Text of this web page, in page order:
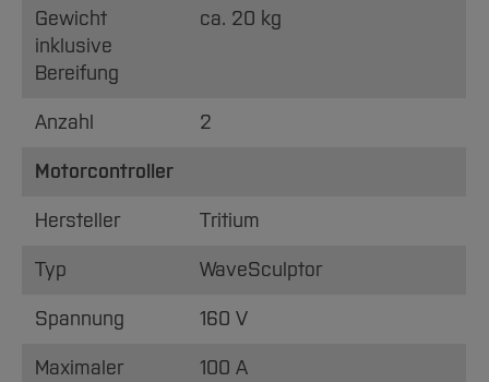
Gewicht
inklusive
Bereifung
ca. 20 kg
Anzahl 2
Motorcontroller
Hersteller Tritium
Typ WaveSculptor
Spannung 160 V
Maximaler
100 A